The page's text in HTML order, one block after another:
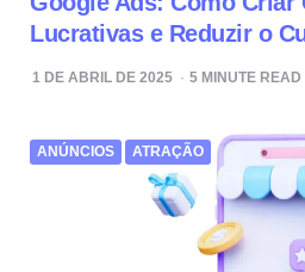
Lucrativas e Reduzir o
1 DE ABRIL DE 2025 5 MINUTE READ
ANÚNCIOS ATRAÇÃO